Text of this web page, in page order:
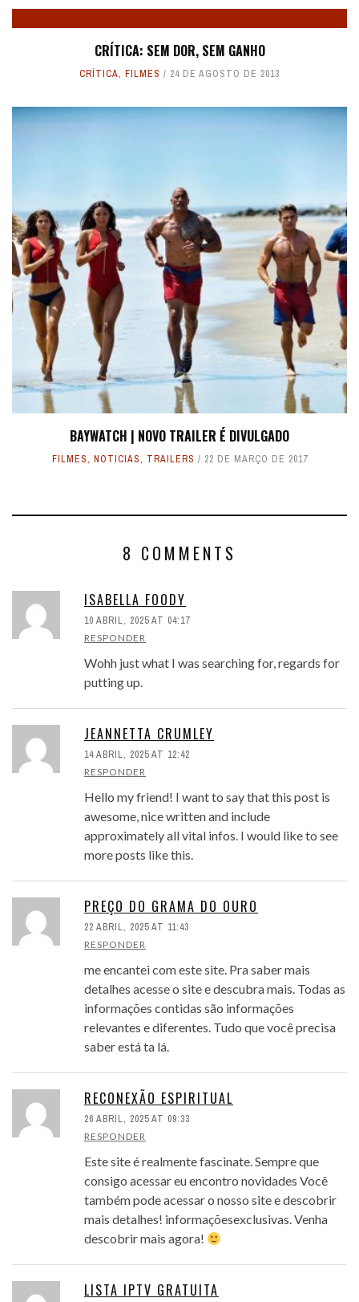
CRÍTICA: SEM DOR, SEM GANHO
CRÍTICA, FILMES 24 DE AGOSTO DE 2013
BAYWATCH | NOVO TRAILER É DIVULGADO
FILMES, NOTICIAS, TRAILERS 22 DE MARÇO DE 2017
8 COMMENTS
ISABELLA FOODY
10 ABRIL, 2025 AT 04:17
RESPONDER
Wohh just what I was searching for, regards for
putting up.
JEANNETTA CRUMLEY
14 ABRIL, 2025 AT 12:42
RESPONDER
Hello my friend! I want to say that this post is
awesome, nice written and include
approximately all vital infos. I would like to see
more posts like this.
PREÇO DO GRAMA DO OURO
22 ABRIL, 2025 AT 11:43
RESPONDER
me encantei com este site. Pra saber mais
detalhes acesse o site e descubra mais. Todas as
informações contidas são informações
relevantes e diferentes. Tudo que você precisa
saber está ta lá.
RECONEXÃO ESPIRITUAL
26 ABRIL, 2025 AT 09:33
RESPONDER
Este site é realmente fascinate. Sempre que
consigo acessar eu encontro novidades Você
também pode acessar o nosso site e descobrir
mais detalhes! informaçõesexclusivas. Venha
descobrir mais agora!
LISTA IPTV GRATUITA